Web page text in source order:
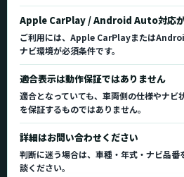
Apple CarPlay / Android Auto対応が
ご利用には、Apple CarPlayまたは
ナビ環境が必須条件です。
適合表示は動作保証ではありません
適合となっていても、車両側の仕様やナビ
を保証するものではありません。
詳細はお問い合わせください
判断に迷う場合は、車種・年式・ナビ品番
談ください。
Ottocast（オットキャスト）の製品情
合、サポート情報を日本国内向けに整
ます。
正規販売代理店 車種適合情報 国内サポー
製品を探す
製品一覧
車種適合を確認
使